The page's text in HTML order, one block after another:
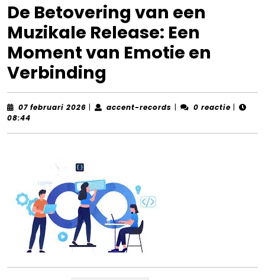
De Betovering van een
Muzikale Release: Een
Moment van Emotie en
Verbinding
07 februari 2026 07
| accent-records accent-
| 0 reactie |
08:44